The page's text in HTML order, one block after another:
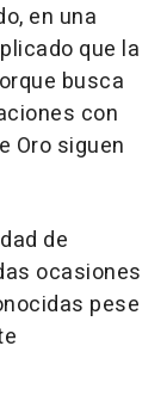
en una
que la
busca
con
Oro siguen
de
ocasiones
pese